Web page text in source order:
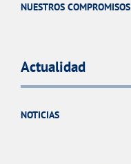
NUESTROS COMPROMISOS
Actualidad
NOTICIAS